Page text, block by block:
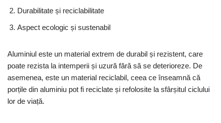
Durabilitate și reciclabilitate
Aspect ecologic și sustenabil
Aluminiul este un material extrem de durabil și rezistent, care
poate rezista la intemperii și uzură fără să se deterioreze. De
asemenea, este un material reciclabil, ceea ce înseamnă că
porțile din aluminiu pot fi reciclate și refolosite la sfârșitul ciclului
lor de viață.